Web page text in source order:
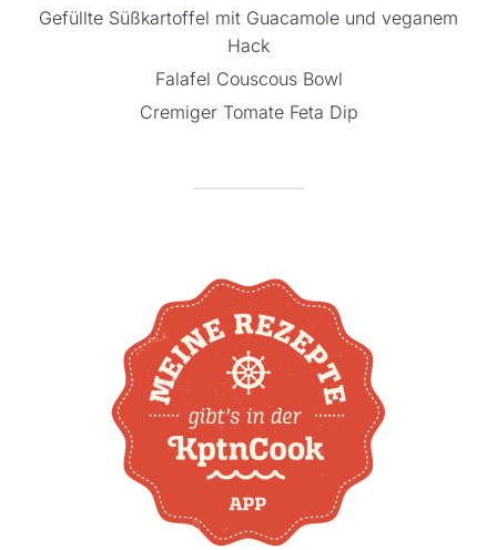
Gefüllte Süßkartoffel mit Guacamole und veganem
Hack
Falafel Couscous Bowl
Cremiger Tomate Feta Dip